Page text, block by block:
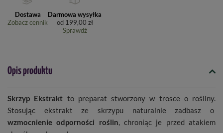
Dostawa
Zobacz cennik
Darmowa wysyłka
od 199,00 zł
Sprawdź
Opis produktu
Skrzyp Ekstrakt to preparat stworzony w trosce o rośliny.
Stosując ekstrakt ze skrzypu naturalnie zadbasz o
wzmocnienie odporności roślin, chroniąc je przed atakiem